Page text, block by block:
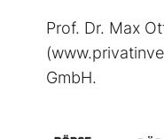
Prof. Dr. Max
GmbH.